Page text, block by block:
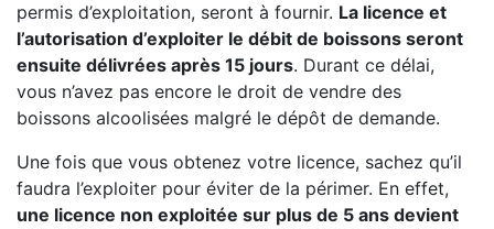
permis d’exploitation, seront à fournir. La licence et
l’autorisation d’exploiter le débit de boissons seront
ensuite délivrées après 15 jours. Durant ce délai,
vous n’avez pas encore le droit de vendre des
boissons alcoolisées malgré le dépôt de demande.
Une fois que vous obtenez votre licence, sachez qu’il
faudra l’exploiter pour éviter de la périmer. En effet,
une licence non exploitée sur plus de 5 ans devient